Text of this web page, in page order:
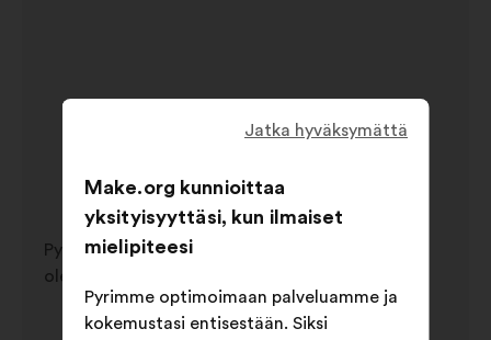
hups
VIRHE 404
Pyytämääsi sivua ei ole tai sitä ei ole enää
olemassa.
Jatka hyväksymättä
Make.org kunnioittaa
yksityisyyttäsi, kun ilmaiset
mielipiteesi
Pyrimme optimoimaan palveluamme ja
kokemustasi entisestään. Siksi